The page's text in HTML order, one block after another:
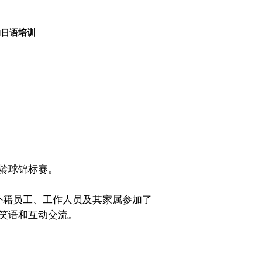
语培训
球锦标赛。
员工、工作人员及其家属参加了
语和互动交流。